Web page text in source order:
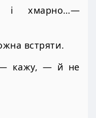
хмарно…—
встряти.
кажу, — й не